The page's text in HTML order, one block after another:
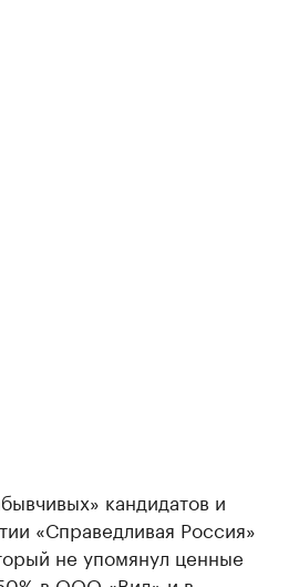
кандидатов и
«Справедливая Россия»
не упомянул ценные